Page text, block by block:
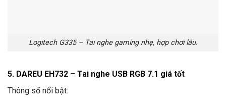
Logitech G335 – Tai nghe gaming nhẹ, hợp chơi lâu.
5. DAREU EH732 – Tai nghe USB RGB 7.1 giá tốt
Thông số nổi bật: